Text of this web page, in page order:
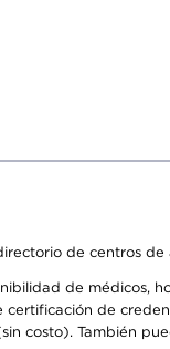
de centros de
de médicos,
de
costo). También